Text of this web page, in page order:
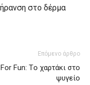
στο δέρμα
Επόμενο άρθρο
Fun: Τo χαρτάκι στο
ψυγείο